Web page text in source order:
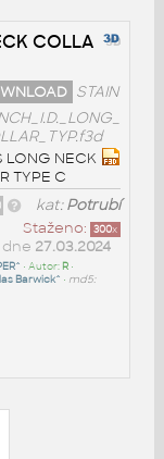
COLLA
STAIN
LONG NECK
TYPE C
kat:Potrubí
Staženo: 300x
dne 27.03.2024
• Autor: R•
Barwick^ • md5: